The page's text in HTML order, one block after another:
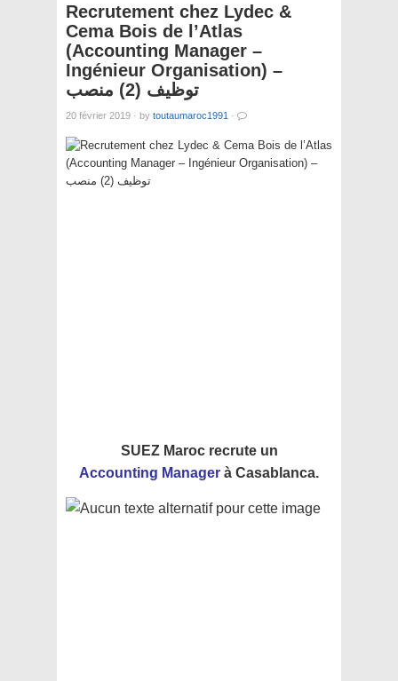
Recrutement chez Lydec &
Cema Bois de l’Atlas
(Accounting Manager –
Ingénieur Organisation) –
توظيف (2) منصب
20 février 2019 · by toutaumaroc1991 ·
SUEZ Maroc recrute un
Accounting Manager à Casablanca.